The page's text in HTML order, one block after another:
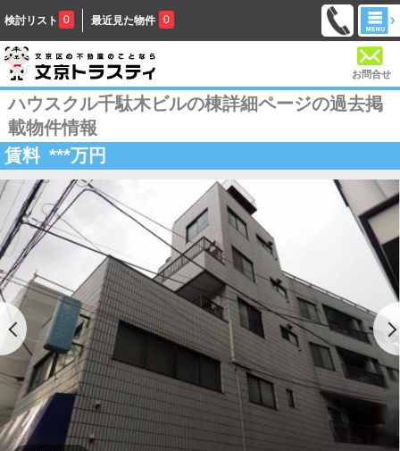
検討リスト 0 最近見た物件 0
お問合せ
ハウスクル千駄木ビルの棟詳細ページの過去掲
載物件情報
賃料 ***万円